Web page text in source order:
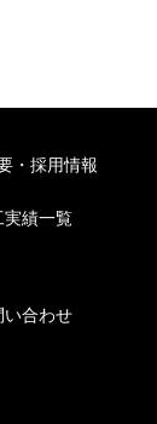
・採用情報
実績一覧
い合わせ